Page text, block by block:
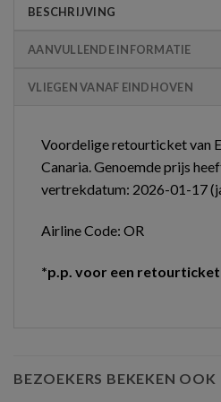
BESCHRIJVING
AANVULLENDE INFORMATIE
VLIEGEN VANAF EINDHOVEN
Voordelige retourticket van
Canaria. Genoemde prijs
vertrekdatum: 2026-01-17
Airline Code: OR
*p.p. voor een retourticket
BEZOEKERS BEKEKEN OOK